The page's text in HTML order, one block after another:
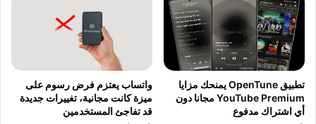
تطبيق OpenTune يمنحك مزايا
YouTube Premium مجانا دون
أي اشتراك مدفوع
واتساب يعتزم فرض رسوم على
ميزة كانت مجانية، تغييرات جديدة
قد تفاجئ المستخدمين